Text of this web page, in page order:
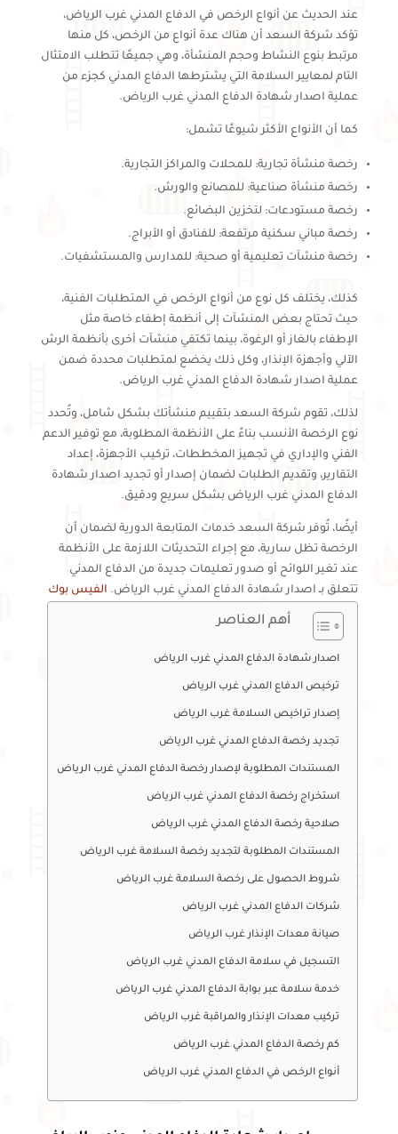
عند الحديث عن أنواع الرخص في الدفاع المدني غرب الرياض،
تؤكد شركة السعد أن هناك عدة أنواع من الرخص، كل منها
مرتبط بنوع النشاط وحجم المنشأة، وهي جميعًا تتطلب الامتثال
التام لمعايير السلامة التي يشترطها الدفاع المدني كجزء من
عملية اصدار شهادة الدفاع المدني غرب الرياض.
كما أن الأنواع الأكثر شيوعًا تشمل:
رخصة منشأة تجارية: للمحلات والمراكز التجارية.
رخصة منشأة صناعية: للمصانع والورش.
رخصة مستودعات: لتخزين البضائع.
رخصة مباني سكنية مرتفعة: للفنادق أو الأبراج.
رخصة منشآت تعليمية أو صحية: للمدارس والمستشفيات.
كذلك، يختلف كل نوع من أنواع الرخص في المتطلبات الفنية،
حيث تحتاج بعض المنشآت إلى أنظمة إطفاء خاصة مثل
الإطفاء بالغاز أو الرغوة، بينما تكتفي منشآت أخرى بأنظمة الرش
الآلي وأجهزة الإنذار، وكل ذلك يخضع لمتطلبات محددة ضمن
عملية اصدار شهادة الدفاع المدني غرب الرياض.
لذلك، تقوم شركة السعد بتقييم منشأتك بشكل شامل، وتُحدد
نوع الرخصة الأنسب بناءً على الأنظمة المطلوبة، مع توفير الدعم
الفني والإداري في تجهيز المخططات، تركيب الأجهزة، إعداد
التقارير، وتقديم الطلبات لضمان إصدار أو تجديد اصدار شهادة
الدفاع المدني غرب الرياض بشكل سريع ودقيق.
أيضًا، تُوفر شركة السعد خدمات المتابعة الدورية لضمان أن
الرخصة تظل سارية، مع إجراء التحديثات اللازمة على الأنظمة
عند تغير اللوائح أو صدور تعليمات جديدة من الدفاع المدني
تتعلق بـ اصدار شهادة الدفاع المدني غرب الرياض. الفيس بوك
أهم العناصر
اصدار شهادة الدفاع المدني غرب الرياض
ترخيص الدفاع المدني غرب الرياض
إصدار تراخيص السلامة غرب الرياض
تجديد رخصة الدفاع المدني غرب الرياض
المستندات المطلوبة لإصدار رخصة الدفاع المدني غرب الرياض
استخراج رخصة الدفاع المدني غرب الرياض
صلاحية رخصة الدفاع المدني غرب الرياض
المستندات المطلوبة لتجديد رخصة السلامة غرب الرياض
شروط الحصول على رخصة السلامة غرب الرياض
شركات الدفاع المدني غرب الرياض
صيانة معدات الإنذار غرب الرياض
التسجيل في سلامة الدفاع المدني غرب الرياض
خدمة سلامة عبر بوابة الدفاع المدني غرب الرياض
تركيب معدات الإنذار والمراقبة غرب الرياض
كم رخصة الدفاع المدني غرب الرياض
أنواع الرخص في الدفاع المدني غرب الرياض